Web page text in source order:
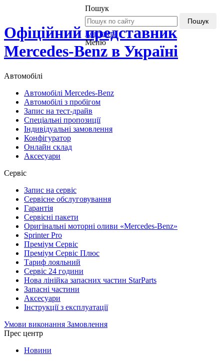
Офіційний представник
Mercedes-Benz в Україні
Пошук
Пошук
Контакти
Меню
Автомобілі
Автомобілі Mercedes-Benz
Автомобілі з пробігом
Запис на тест-драйв
Спеціальні пропозиції
Індивідуальні замовлення
Конфігуратор
Онлайн склад
Аксесуари
Сервіс
Запис на сервіс
Сервісне обслуговування
Гарантія
Сервісні пакети
Оригінальні моторні оливи «Mercedes-Benz»
Sprinter Pro
Преміум Сервіс
Преміум Сервіс Плюс
Тариф лояльний
Сервіс 24 години
Нова лінійка запасних частин StarParts
Запасні частини
Аксесуари
Інструкції з експлуатації
Умови виконання Замовлення
Прес центр
Новини